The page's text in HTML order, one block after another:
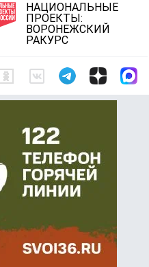
НАЦИОНАЛЬНЫЕ
ПРОЕКТЫ:
ВОРОНЕЖСКИЙ
РАКУРС